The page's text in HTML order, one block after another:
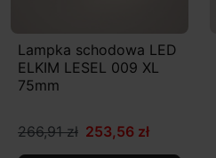
Lampka schodowa LED
ELKIM LESEL 009 XL
75mm
266,91 zł 253,56 zł